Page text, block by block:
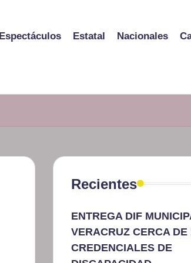
Espectáculos Estatal Nacionales
Recientes
ENTREGA DIF
VERACRUZ CERCA DE
CREDENCIALES DE